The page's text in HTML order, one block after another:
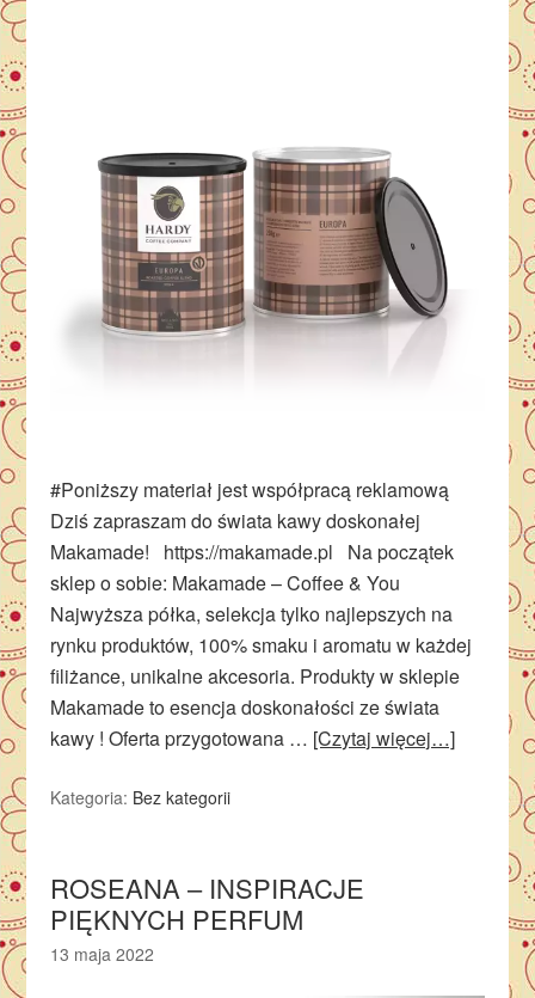
#Poniższy materiał jest współpracą reklamową
Dziś zapraszam do świata kawy doskonałej
Makamade! https://makamade.pl Na początek
sklep o sobie: Makamade – Coffee & You
Najwyższa półka, selekcja tylko najlepszych na
rynku produktów, 100% smaku i aromatu w każdej
filiżance, unikalne akcesoria. Produkty w sklepie
Makamade to esencja doskonałości ze świata
kawy ! Oferta przygotowana … [Czytaj więcej…]
Kategoria: Bez kategorii
ROSEANA – INSPIRACJE
PIĘKNYCH PERFUM
13 maja 2022